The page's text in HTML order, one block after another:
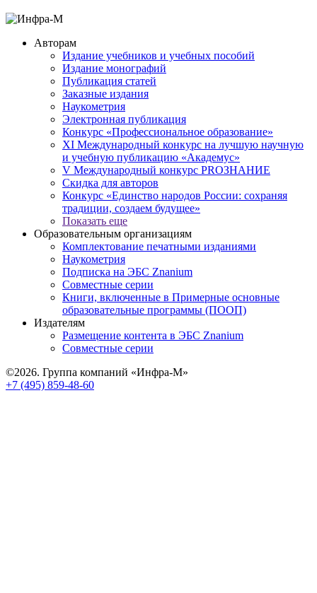
Авторам
Издание учебников и учебных пособий
Издание монографий
Публикация статей
Заказные издания
Наукометрия
Электронная публикация
Конкурс «Профессиональное образование»
XI Международный конкурс на лучшую научную
и учебную публикацию «Академус»
V Международный конкурс PROЗНАНИЕ
Скидка для авторов
Конкурс «Единство народов России: сохраняя
традиции, создаем будущее»
Показать еще
Образовательным организациям
Комплектование печатными изданиями
Наукометрия
Подписка на ЭБС Znanium
Совместные серии
Книги, включенные в Примерные основные
образовательные программы (ПООП)
Издателям
Размещение контента в ЭБС Znanium
Совместные серии
©2026. Группа компаний «Инфра-М»
+7 (495) 859-48-60